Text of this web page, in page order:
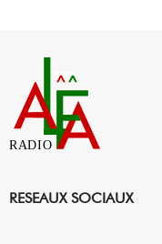
RADIO
RESEAUX SOCIAUX